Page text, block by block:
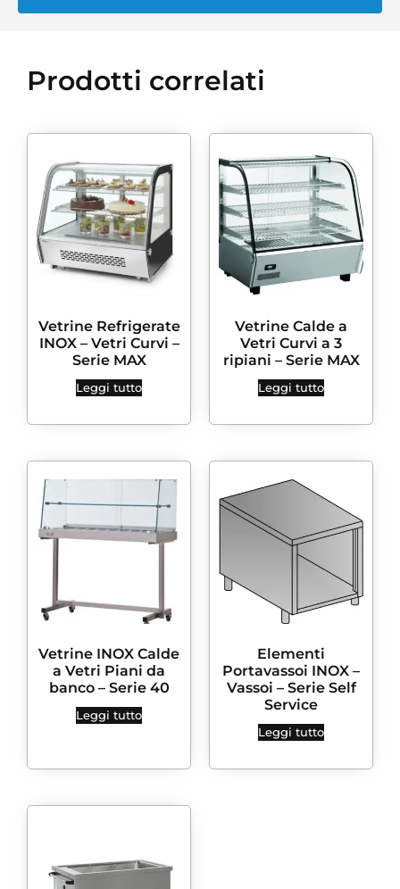
Prodotti correlati
Vetrine Refrigerate
INOX – Vetri Curvi –
Serie MAX
Leggi tutto
Vetrine Calde a
Vetri Curvi a 3
ripiani – Serie MAX
Leggi tutto
Vetrine INOX Calde
a Vetri Piani da
banco – Serie 40
Leggi tutto
Elementi
Portavassoi INOX –
Vassoi – Serie Self
Service
Leggi tutto